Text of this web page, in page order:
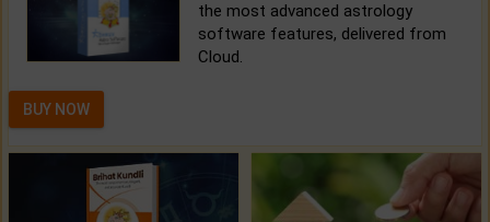
the most advanced astrology
software features, delivered from
Cloud.
BUY NOW